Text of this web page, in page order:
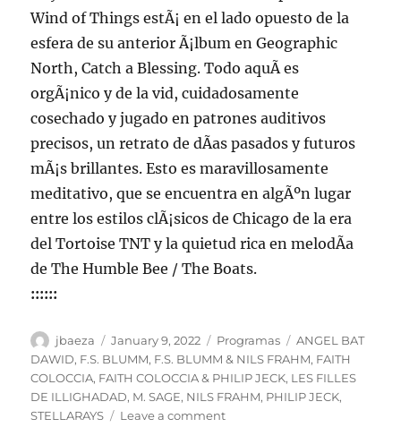
Wind of Things estÃ¡ en el lado opuesto de la
esfera de su anterior Ã¡lbum en Geographic
North, Catch a Blessing. Todo aquÃ­ es
orgÃ¡nico y de la vid, cuidadosamente
cosechado y jugado en patrones auditivos
precisos, un retrato de dÃ­as pasados y futuros
mÃ¡s brillantes. Esto es maravillosamente
meditativo, que se encuentra en algÃºn lugar
entre los estilos clÃ¡sicos de Chicago de la era
del Tortoise TNT y la quietud rica en melodÃ­a
de The Humble Bee / The Boats.
::::::
Author
jbaeza
Posted
on
January 9, 2022 Categories
Programas Tags
ANGEL BAT
DAWID, F.S. BLUMM, F.S. BLUMM & NILS FRAHM, FAITH
COLOCCIA, FAITH COLOCCIA & PHILIP JECK, LES FILLES
DE ILLIGHADAD, M. SAGE, NILS FRAHM, PHILIP JECK,
STELLARAYS
Leave a commenton